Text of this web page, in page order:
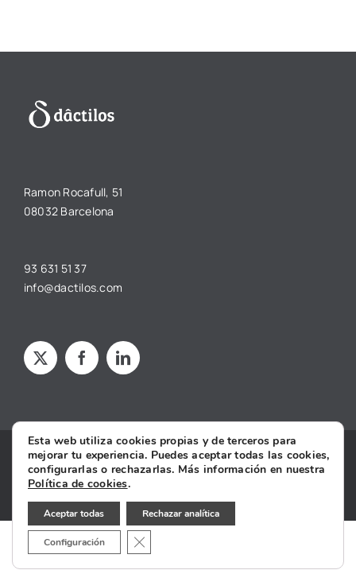
Ramon Rocafull, 51
08032 Barcelona
93 631 51 37
info@dactilos.com
Copyright © 2025 dâctilos |Aviso legal·Política de privacidad·
Política de cookies ·Condiciones Generales de Contratación·
Declaración de Accesibilidad
Esta web utiliza cookies propias y de terceros para
mejorar tu experiencia. Puedes aceptar todas las cookies,
configurarlas o rechazarlas. Más información en nuestra
Política de cookies.
Aceptar todas Rechazar analítica
Configuración Cerrar el banner de cookies RGPD